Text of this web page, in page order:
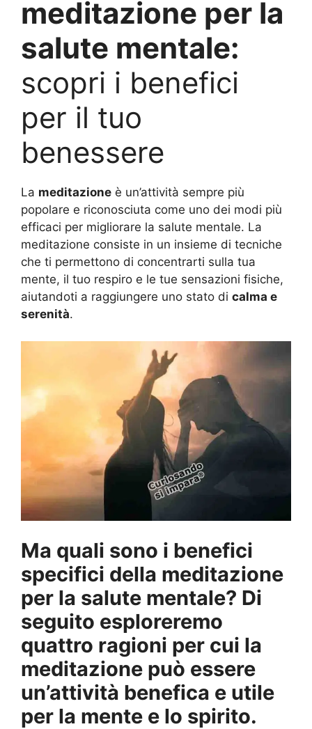
meditazione per la
salute mentale:
scopri i benefici
per il tuo
benessere
La meditazione è un’attività sempre più
popolare e riconosciuta come uno dei modi più
efficaci per migliorare la salute mentale. La
meditazione consiste in un insieme di tecniche
che ti permettono di concentrarti sulla tua
mente, il tuo respiro e le tue sensazioni fisiche,
aiutandoti a raggiungere uno stato di calma e
serenità.
Ma quali sono i benefici
specifici della meditazione
per la salute mentale? Di
seguito esploreremo
quattro ragioni per cui la
meditazione può essere
un’attività benefica e utile
per la mente e lo spirito.